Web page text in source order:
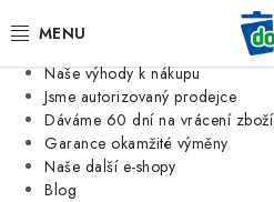
Naše výhody k nákupu
Jsme autorizovaný prodejce
Dáváme 60 dní na vrácení zboží
Garance okamžité výměny
Naše další e-shopy
Blog
KOŠE
SÁČKY